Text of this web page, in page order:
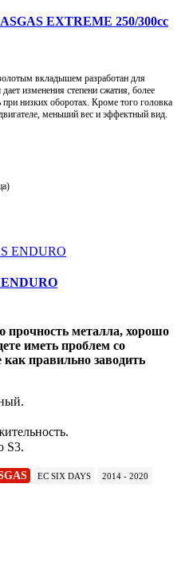
EXTREME 250/300cc
вкладышем разработан для
изменения степени сжатия, более
низких оборотах. Кроме того головка
меньший вес и эффектный вид.
прочность металла, хорошо
иметь проблем со
правильно заводить
S3.
EC SIX DAYS 2014 - 2020